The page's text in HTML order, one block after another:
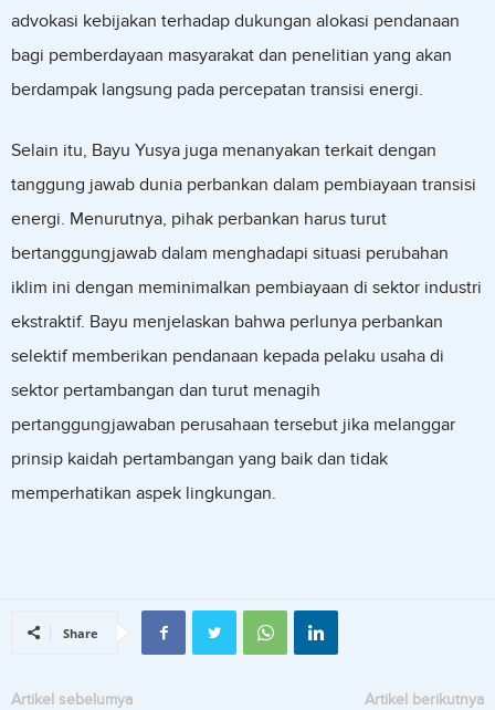
advokasi kebijakan terhadap dukungan alokasi pendanaan
bagi pemberdayaan masyarakat dan penelitian yang akan
berdampak langsung pada percepatan transisi energi.
Selain itu, Bayu Yusya juga menanyakan terkait dengan
tanggung jawab dunia perbankan dalam pembiayaan transisi
energi. Menurutnya, pihak perbankan harus turut
bertanggungjawab dalam menghadapi situasi perubahan
iklim ini dengan meminimalkan pembiayaan di sektor industri
ekstraktif. Bayu menjelaskan bahwa perlunya perbankan
selektif memberikan pendanaan kepada pelaku usaha di
sektor pertambangan dan turut menagih
pertanggungjawaban perusahaan tersebut jika melanggar
prinsip kaidah pertambangan yang baik dan tidak
memperhatikan aspek lingkungan.
Share
Artikel sebelumya
Artikel berikutnya